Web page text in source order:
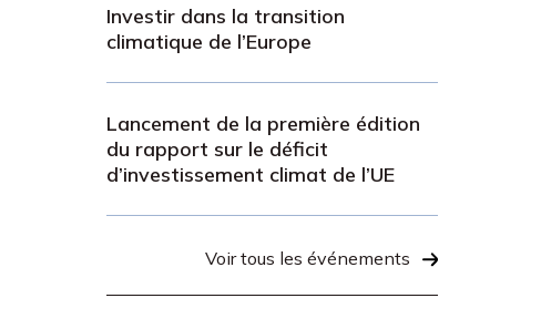
Investir dans la transition
climatique de l’Europe
Lancement de la première édition
du rapport sur le déficit
d’investissement climat de l’UE
Voir tous les événements